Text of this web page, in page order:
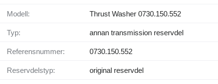
Modell: Thrust Washer 0730.150.552
Typ: annan transmission reservdel
Referensnummer: 0730.150.552
Reservdelstyp: original reservdel